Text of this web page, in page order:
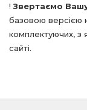
!Звертаємо
базовою версією
комплектуючих,
сайті.